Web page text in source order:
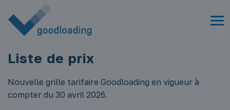
Liste de prix
Nouvelle grille tarifaire Goodloading en vigueur à
compter du 30 avril 2026.